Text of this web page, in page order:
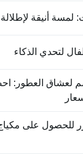
لمسة أنيقة
لتحدي الذكاء
لعشاق العطور:
للحصول على